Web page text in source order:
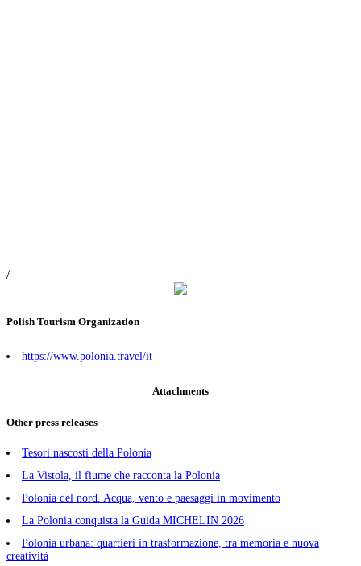
/
Polish Tourism Organization
https://www.polonia.travel/it
Attachments
Other press releases
Tesori nascosti della Polonia
La Vistola, il fiume che racconta la Polonia
Polonia del nord. Acqua, vento e paesaggi in movimento
La Polonia conquista la Guida MICHELIN 2026
Polonia urbana: quartieri in trasformazione, tra memoria e nuova
creatività